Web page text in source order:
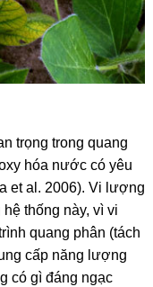
trọng trong quang
hóa nước có yêu
et al. 2006). Vi lượng
thống này, vì vi
quang phân (tách
cấp năng lượng
có gì đáng ngạc